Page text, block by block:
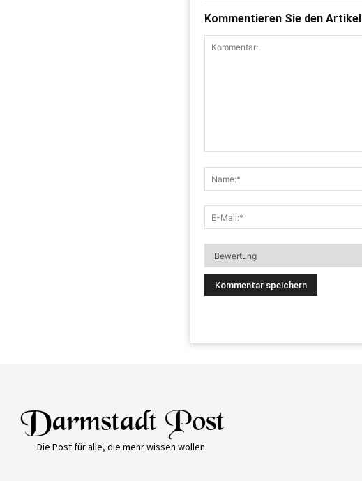
Kommentieren Sie den Artikel
Die Post für alle, die mehr wissen wollen.